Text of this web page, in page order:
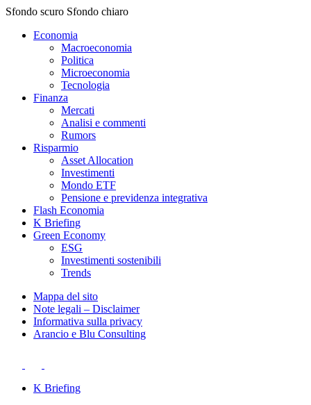
Sfondo scuro Sfondo chiaro
Economia
Macroeconomia
Politica
Microeconomia
Tecnologia
Finanza
Mercati
Analisi e commenti
Rumors
Risparmio
Asset Allocation
Investimenti
Mondo ETF
Pensione e previdenza integrativa
Flash Economia
K Briefing
Green Economy
ESG
Investimenti sostenibili
Trends
Mappa del sito
Note legali – Disclaimer
Informativa sulla privacy
Arancio e Blu Consulting
K Briefing